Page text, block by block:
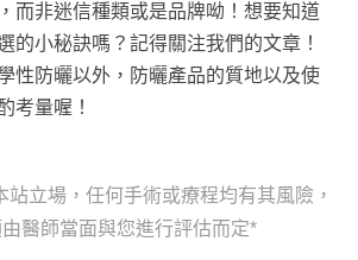
而非迷信種類或是品牌呦！想要知道
的小秘訣嗎？記得關注我們的文章！
性防曬以外，防曬產品的質地以及使
考量喔！
站立場，任何手術或療程均有其風險，
醫師當面與您進行評估而定*